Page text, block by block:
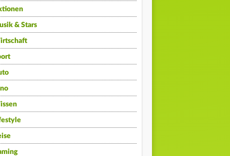
& Stars